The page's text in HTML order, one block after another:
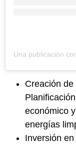
Una publicación
Creación
económico
energías
Inversión